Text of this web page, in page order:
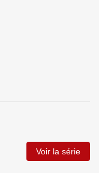
Voir la série